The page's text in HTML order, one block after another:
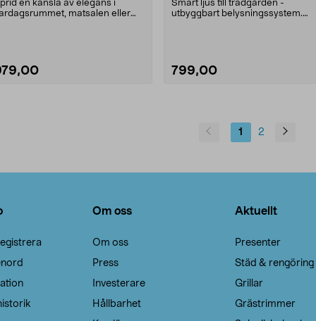
en känsla av elegans i
matsalen eller
Smart ljus till trädgården -
utbyggbart belysningssystem.
799,00
1 2
Om oss
Om oss
Press
Investerare
Hållbarhet
Aktuellt
Presenter
Städ & rengöring
Grillar
Grästrimmer